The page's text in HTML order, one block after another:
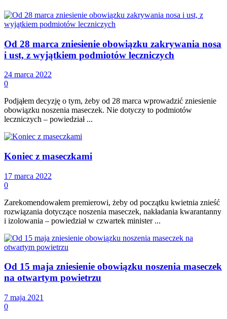
Od 28 marca zniesienie obowiązku zakrywania nosa
i ust, z wyjątkiem podmiotów leczniczych
24 marca 2022
0
Podjąłem decyzję o tym, żeby od 28 marca wprowadzić zniesienie
obowiązku noszenia maseczek. Nie dotyczy to podmiotów
leczniczych – powiedział ...
Koniec z maseczkami
17 marca 2022
0
Zarekomendowałem premierowi, żeby od początku kwietnia znieść
rozwiązania dotyczące noszenia maseczek, nakładania kwarantanny
i izolowania – powiedział w czwartek minister ...
Od 15 maja zniesienie obowiązku noszenia maseczek
na otwartym powietrzu
7 maja 2021
0